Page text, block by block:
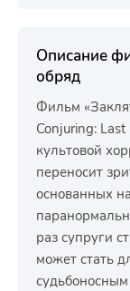
Описание
обряд
Фильм
Conjuring:
культовой
переносит
основанных
раз супруги
может стать